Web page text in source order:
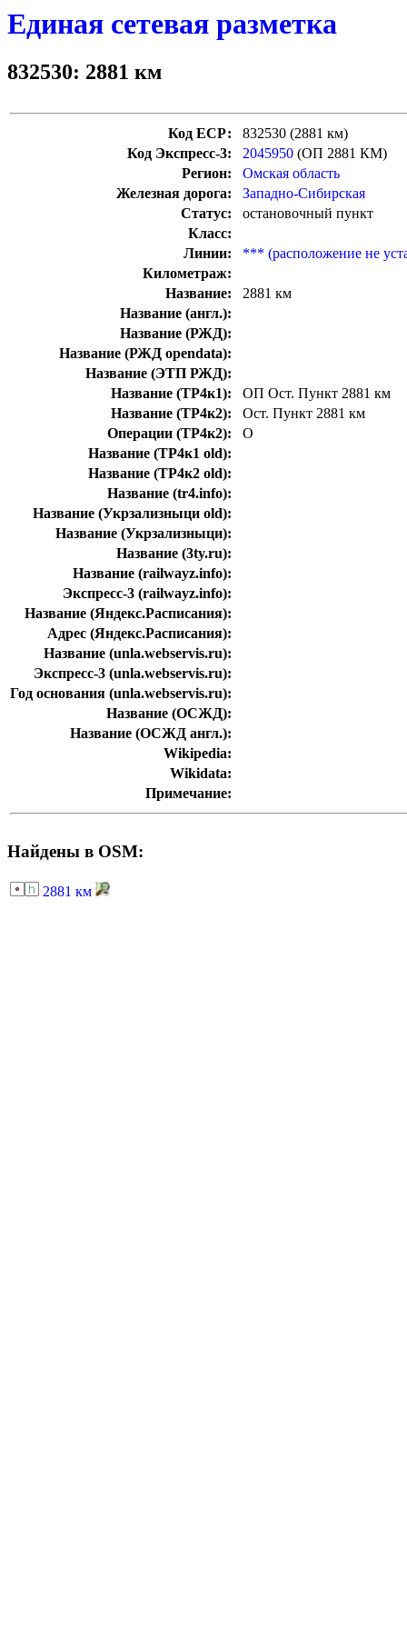
Единая сетевая разметка
832530: 2881 км
Код ЕСР:
832530 (2881 км)
Код Экспресс-3:
2045950 (ОП 2881 КМ)
Регион:
Омская область
Железная дорога:
Западно-Сибирская
Статус:
остановочный пункт
Класс:
Линии:
*** (расположение не
Километраж:
Название:
2881 км
Название (англ.):
Название (РЖД):
Название (РЖД opendata):
Название (ЭТП РЖД):
Название (ТР4к1):
ОП Ост. Пункт 2881 км
Название (ТР4к2):
Ост. Пункт 2881 км
Операции (ТР4к2):
О
Название (ТР4к1 old):
Название (ТР4к2 old):
Название (tr4.info):
Название (Укрзализныци old):
Название (Укрзализныци):
Название (3ty.ru):
Название (railwayz.info):
Экспресс-3 (railwayz.info):
Название (Яндекс.Расписания):
Адрес (Яндекс.Расписания):
Название (unla.webservis.ru):
Экспресс-3 (unla.webservis.ru):
Год основания (unla.webservis.ru):
Название (ОСЖД):
Название (ОСЖД англ.):
Wikipedia:
Wikidata:
Примечание:
Найдены в OSM:
2881 км